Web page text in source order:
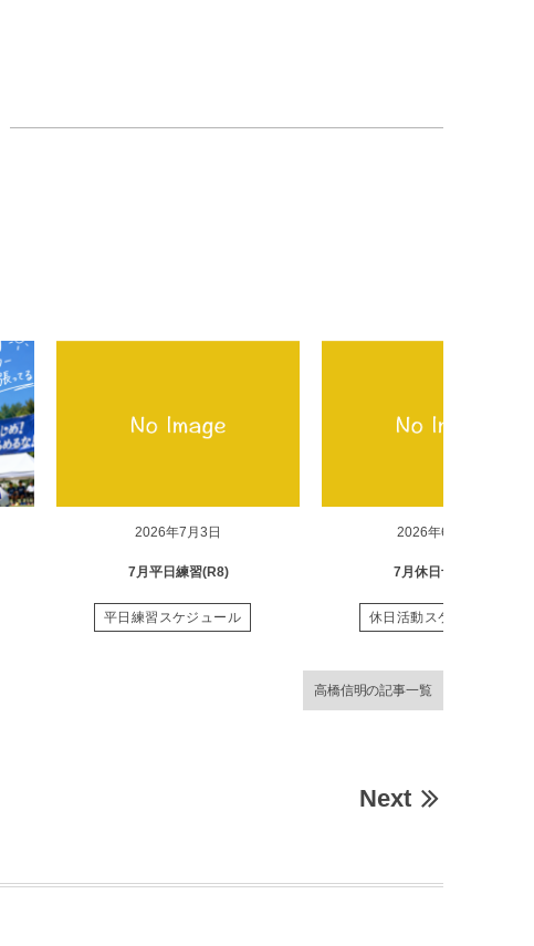
2026年7月3日
7月平日練習(R8)
平日練習スケジュール
2026年6月28日
7月休日予定(R8)
休日活動スケジュール
高橋信明の記事一覧
Next